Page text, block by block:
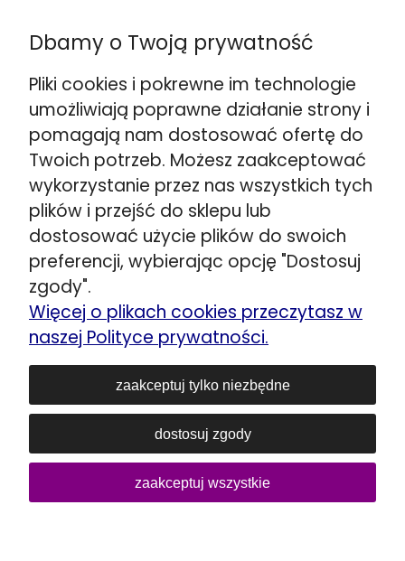
☎️+48 888 732 669
Warszawa ul. Puławska 280
☎️
+48 662 901 048
Wskazówki dojazdu >>
Stojadła ul. Warszawska 79
obok Mińsk Mazowiecki
☎️+48 692 098 851
Wskazówki dojazdu >>
Kozerki ul. Generała G. Orlicz-Dreszera 29a
obok Grodzisk Mazowiecki
☎️+48 534 446 858
Wskazówki dojazdu >>
Siedlce ul. Łukowska 80
☎️+48 606 903 083
sklep@lozka-materace.pl
NIP: 1180739829
REGON: 016752510
Dbamy o Twoją prywatność
Pliki cookies i pokrewne im technologie
umożliwiają poprawne działanie strony i
pomagają nam dostosować ofertę do
Twoich potrzeb. Możesz zaakceptować
wykorzystanie przez nas wszystkich tych
plików i przejść do sklepu lub
dostosować użycie plików do swoich
preferencji, wybierając opcję "Dostosuj
zgody".
Więcej o plikach cookies przeczytasz w
naszej Polityce prywatności.
zaakceptuj tylko niezbędne
dostosuj zgody
zaakceptuj wszystkie